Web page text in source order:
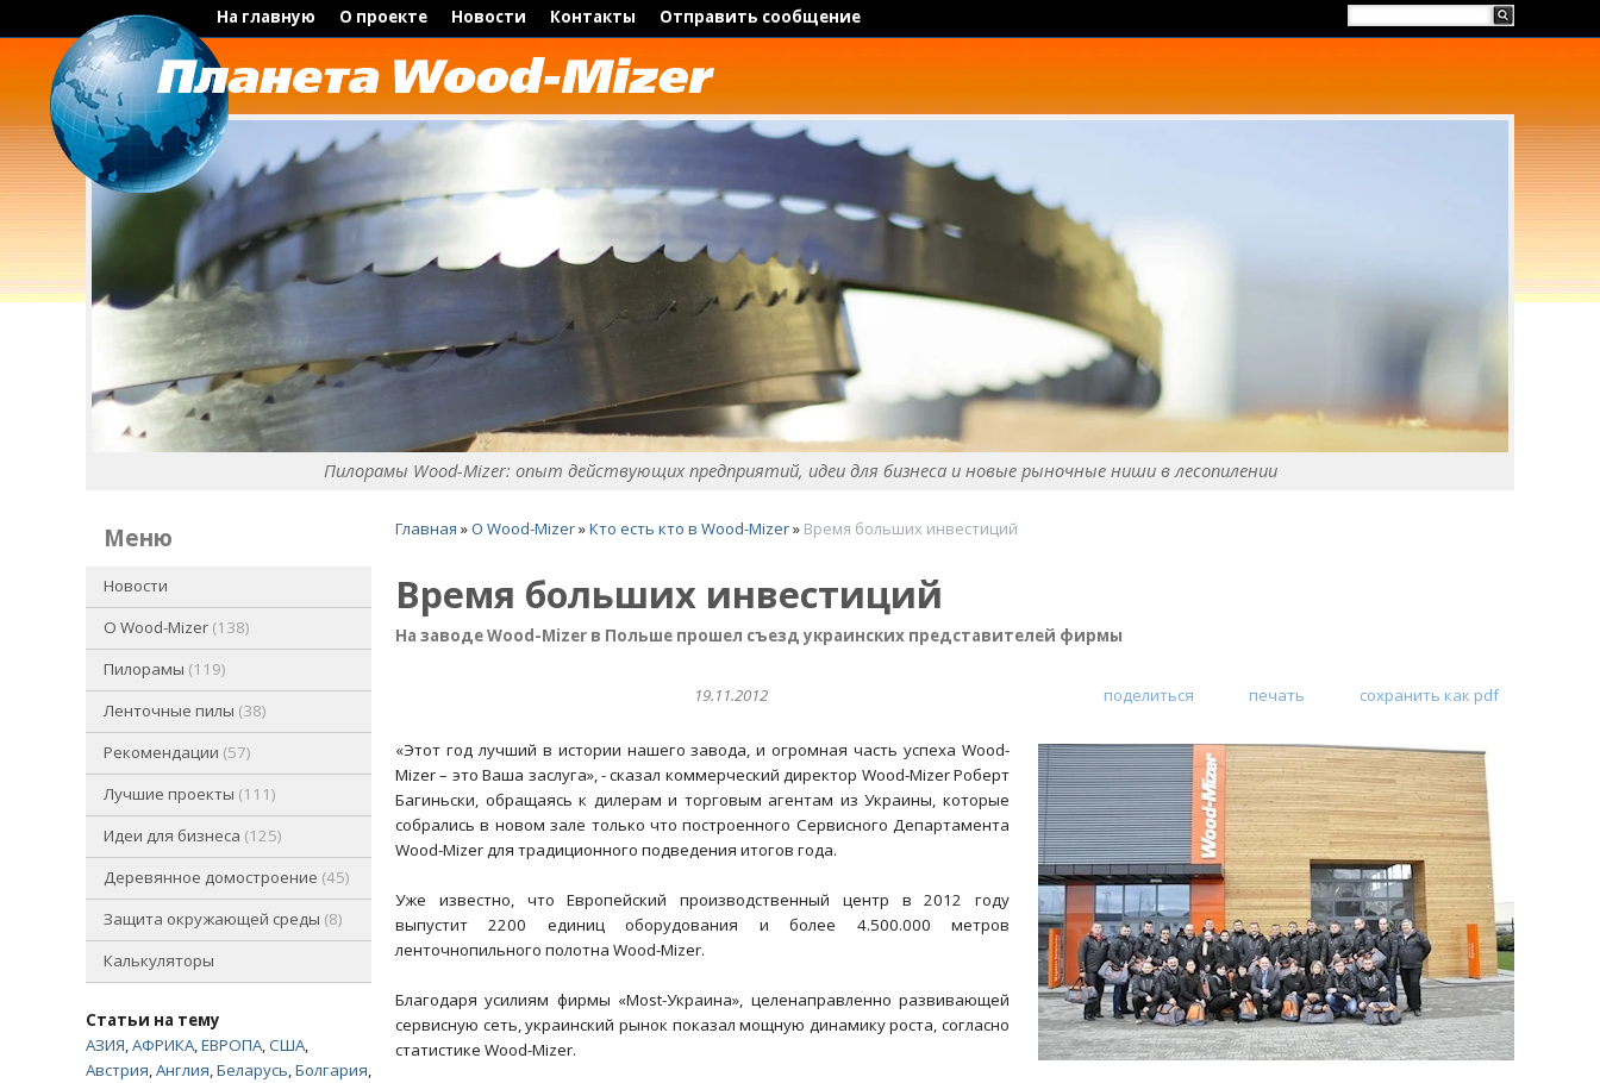
На главную О проекте Новости Контакты Отправить сообщение
Пилорамы Wood-Mizer: опыт действующих предприятий, идеи для бизнеса и новые рыночные ниши в лесопилении
меню
Новости
O Wood-Mizer 138
Пилорамы 119
Ленточные пилы 38
Рекомендации 57
Лучшие проекты 111
Идеи для бизнеса 125
Деревянное домостроение 45
Защита окружающей среды 8
Калькуляторы
Статьи на тему
АЗИЯ,АФРИКА,ЕВРОПА,США,
Австрия,Англия,Беларусь,Болгария,
Главная »O Wood-Mizer»Кто есть кто в Wood-Mizer» Время больших инвестиций
Время больших инвестиций
На заводе Wood-Mizer в Польше прошел съезд украинских представителей фирмы
19.11.2012 поделиться печать сохранить как pdf
«Этот год лучший в истории нашего завода, и огромная часть успеха Wood-
Mizer – это Ваша заслуга», - сказал коммерческий директор Wood-Mizer Роберт
Багиньски, обращаясь к дилерам и торговым агентам из Украины, которые
собрались в новом зале только что построенного Сервисного Департамента
Wood-Mizer для традиционного подведения итогов года.
Уже известно, что Европейский производственный центр в 2012 году
выпустит 2200 единиц оборудования и более 4.500.000 метров
ленточнопильного полотна Wood-Mizer.
Благодаря усилиям фирмы «Most-Украина», целенаправленно развивающей
сервисную сеть, украинский рынок показал мощную динамику роста, согласно
статистике Wood-Mizer.